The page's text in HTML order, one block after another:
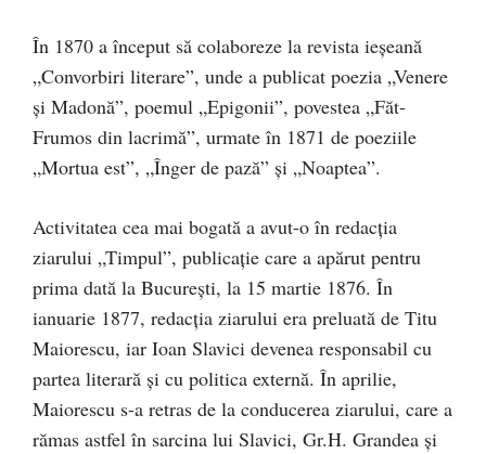
În 1870 a început să colaboreze la revista ieşeană
„Convorbiri literare”, unde a publicat poezia „Venere
şi Madonă”, poemul „Epigonii”, povestea „Făt-
Frumos din lacrimă”, urmate în 1871 de poeziile
„Mortua est”, „Înger de pază” şi „Noaptea”.
Activitatea cea mai bogată a avut-o în redacţia
ziarului „Timpul”, publicaţie care a apărut pentru
prima dată la Bucureşti, la 15 martie 1876. În
ianuarie 1877, redacţia ziarului era preluată de Titu
Maiorescu, iar Ioan Slavici devenea responsabil cu
partea literară şi cu politica externă. În aprilie,
Maiorescu s-a retras de la conducerea ziarului, care a
rămas astfel în sarcina lui Slavici, Gr.H. Grandea şi